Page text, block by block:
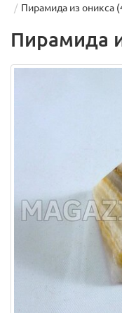
Пирамида из оникса
Пирамида